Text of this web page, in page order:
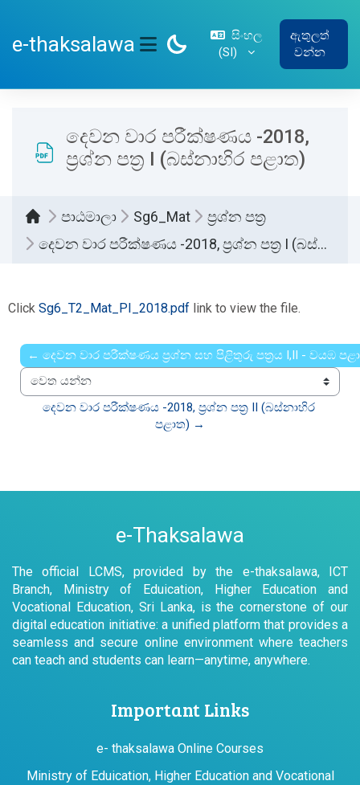
e-thaksalawa
SIDE PANEL
සිංහල
‎(SI)‎
ඇතුලත්
වන්න
දෙවන වාර පරීක්ෂණය -2018,
ප්‍රශ්න පත්‍ර I (බස්නාහිර පළාත)
පාඨමාලා Sg6_Mat
ප්‍රශ්න පත්‍ර
දෙවන වාර පරීක්ෂණය -2018, ප්‍රශ්න පත්‍ර I (බස්නාහිර පළාත)
Click Sg6_T2_Mat_PI_2018.pdf link to view the file.
← දෙවන වාර පරීක්ෂණය ප්‍රශ්න සහ පිළිතුරු පත්‍රය I,II - වයඹ
වෙත යන්න
දෙවන වාර පරීක්ෂණය -2018, ප්‍රශ්න පත්‍ර II (බස්නාහිර
පළාත) →
e-Thaksalawa
The official LCMS, provided by the e-thaksalawa, ICT
Branch, Ministry of Eduication, Higher Education and
Vocational Education, Sri Lanka, is the cornerstone of our
digital education initiative: a unified platform that provides a
seamless and secure online environment where teachers
can teach and students can learn—anytime, anywhere.
Important Links
e- thaksalawa Online Courses
Ministry of Eduication, Higher Education and Vocational